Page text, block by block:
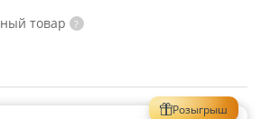
товар
Розыгрыш